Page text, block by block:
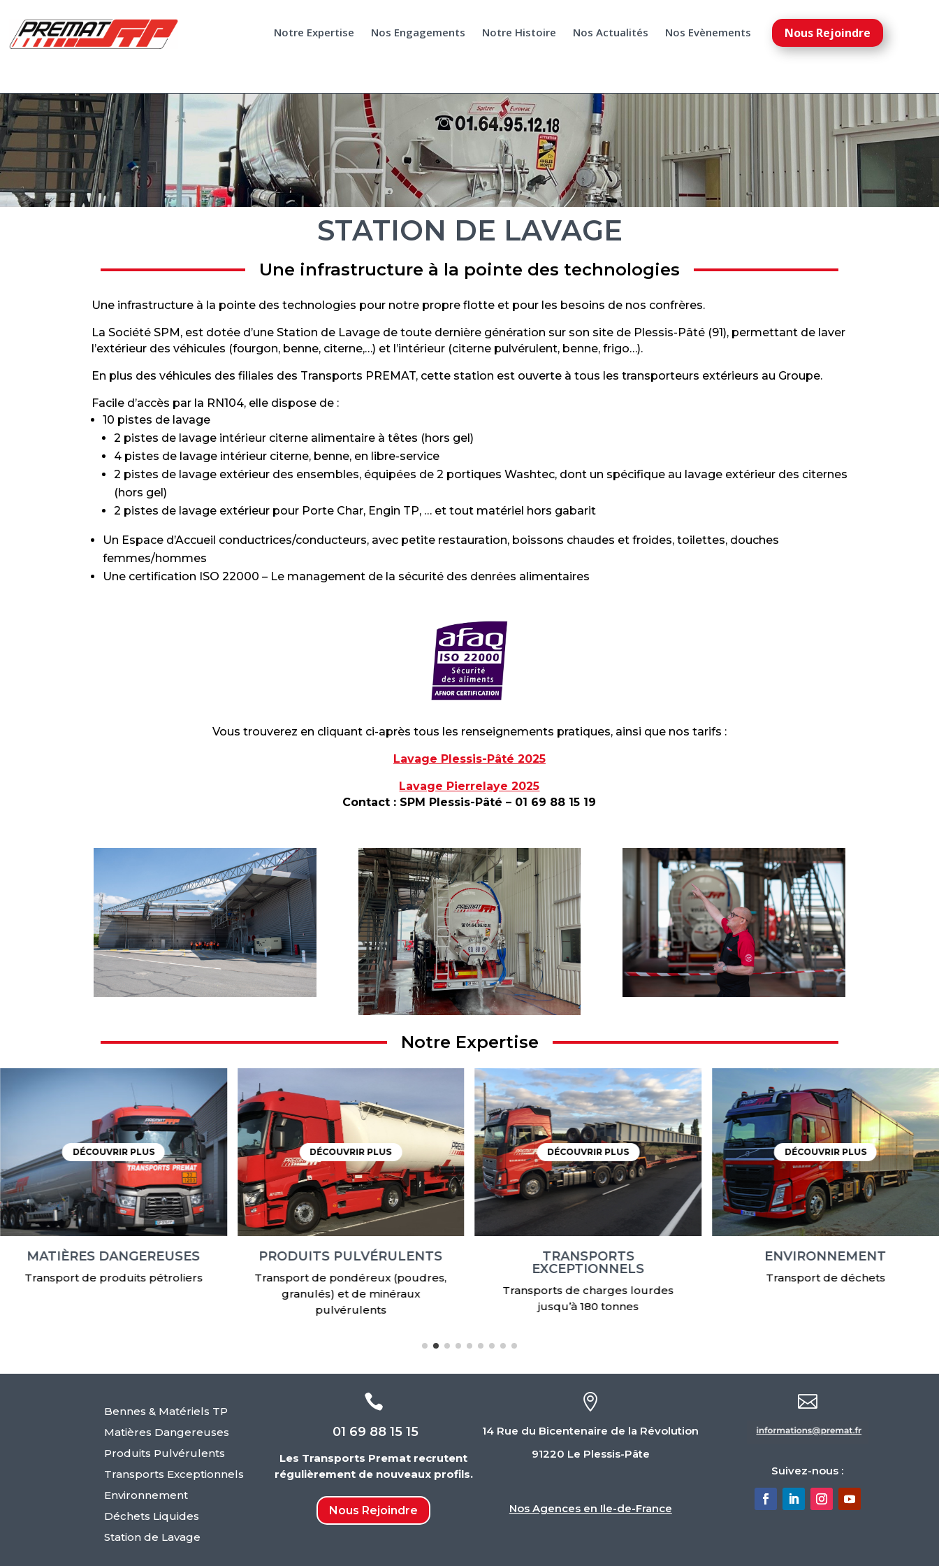
Notre Expertise Nos Engagements Notre Histoire Nos Actualités Nos Evènements Nous Rejoindre
STATION DE LAVAGE
Une infrastructure à la pointe des technologies
Une infrastructure à la pointe des technologies pour notre propre flotte et pour les besoins de nos confrères.
La Société SPM, est dotée d’une Station de Lavage de toute dernière génération sur son site de Plessis-Pâté (91), permettant de laver
l’extérieur des véhicules (fourgon, benne, citerne,…) et l’intérieur (citerne pulvérulent, benne, frigo…).
En plus des véhicules des filiales des Transports PREMAT, cette station est ouverte à tous les transporteurs extérieurs au Groupe.
Facile d’accès par la RN104, elle dispose de :
10 pistes de lavage
2 pistes de lavage intérieur citerne alimentaire à têtes (hors gel)
4 pistes de lavage intérieur citerne, benne, en libre-service
2 pistes de lavage extérieur des ensembles, équipées de 2 portiques Washtec, dont un spécifique au lavage extérieur des citernes
(hors gel)
2 pistes de lavage extérieur pour Porte Char, Engin TP, … et tout matériel hors gabarit
Un Espace d’Accueil conductrices/conducteurs, avec petite restauration, boissons chaudes et froides, toilettes, douches
femmes/hommes
Une certification ISO 22000 – Le management de la sécurité des denrées alimentaires
Vous trouverez en cliquant ci-après tous les renseignements pratiques, ainsi que nos tarifs :
Lavage Plessis-Pâté 2025
Lavage Pierrelaye 2025
Contact : SPM Plessis-Pâté – 01 69 88 15 19
Notre Expertise
DÉCOUVRIR PLUS
MATIÈRES DANGEREUSES
Transport de produits pétroliers
DÉCOUVRIR PLUS
PRODUITS PULVÉRULENTS
Transport de pondéreux (poudres,
granulés) et de minéraux
pulvérulents
DÉCOUVRIR PLUS
TRANSPORTS
EXCEPTIONNELS
Transports de charges lourdes
jusqu’à 180 tonnes
DÉCOUVRIR PLUS
ENVIRONNEMENT
Transport de déchets
Bennes & Matériels TP
Matières Dangereuses
Produits Pulvérulents
Transports Exceptionnels
Environnement
Déchets Liquides
Station de Lavage

01 69 88 15 15
Les Transports Premat recrutent
régulièrement de nouveaux profils.
Nous Rejoindre

14 Rue du Bicentenaire de la Révolution
91220 Le Plessis-Pâte
Nos Agences en Ile-de-France

Suivez-nous :